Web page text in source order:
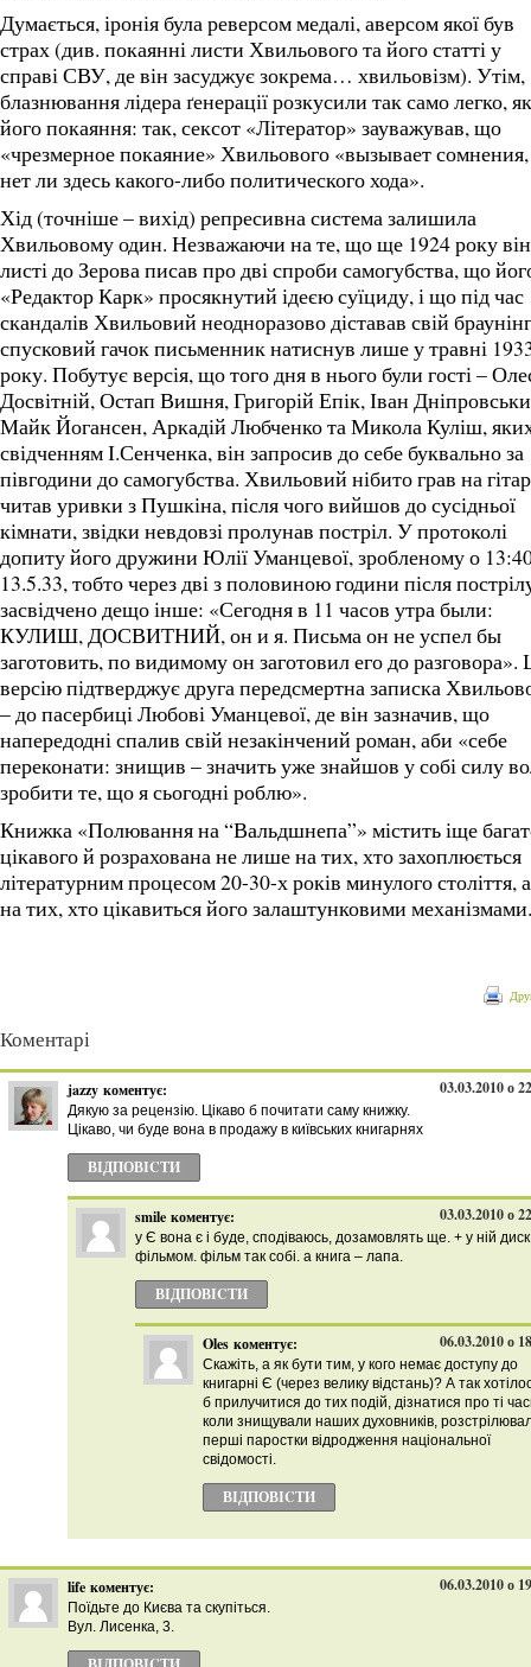
Думається, іронія була реверсом медалі, аверсом якої був
страх (див. покаянні листи Хвильового та його статті у
справі СВУ, де він засуджує зокрема… хвильовізм). Утім,
блазнювання лідера ґенерації розкусили так само легко,
його покаяння: так, сексот «Літератор» зауважував, що
«чрезмерное покаяние» Хвильового «вызывает сомнения,
нет ли здесь какого-либо политического хода».
Хід (точніше – вихід) репресивна система залишила
Хвильовому один. Незважаючи на те, що ще 1924 року
листі до Зерова писав про дві спроби самогубства, що
«Редактор Карк» просякнутий ідеєю суїциду, і що під час
скандалів Хвильовий неодноразово діставав свій
спусковий гачок письменник натиснув лише у травні
року. Побутує версія, що того дня в нього були гості –
Досвітній, Остап Вишня, Григорій Епік, Іван
Майк Йогансен, Аркадій Любченко та Микола Куліш,
свідченням І.Сенченка, він запросив до себе буквально за
півгодини до самогубства. Хвильовий нібито грав на
читав уривки з Пушкіна, після чого вийшов до сусідньої
кімнати, звідки невдовзі пролунав постріл. У протоколі
допиту його дружини Юлії Уманцевої, зробленому о
13.5.33, тобто через дві з половиною години після
засвідчено дещо інше: «Сегодня в 11 часов утра были:
КУЛИШ, ДОСВИТНИЙ, он и я. Письма он не успел бы
заготовить, по видимому он заготовил его до
версію підтверджує друга передсмертна записка
– до пасербиці Любові Уманцевої, де він зазначив, що
напередодні спалив свій незакінчений роман, аби «себе
переконати: знищив – значить уже знайшов у собі силу
зробити те, що я сьогодні роблю».
Книжка «Полювання на “Вальдшнепа”» містить іще
цікавого й розрахована не лише на тих, хто захоплюється
літературним процесом 20-30-х років минулого століття,
на тих, хто цікавиться його залаштунковими механізмами.
Коментарі
jazzy коментує: 03.03.2010 о
Дякую за рецензію. Цікаво б почитати саму книжку.
Цікаво, чи буде вона в продажу в київських книгарнях
ВІДПОВІCТИ
smile коментує: 03.03.2010 о
у Є вона є і буде, сподіваюсь, дозамовлять ще. + у ній диск
фільмом. фільм так собі. а книга – лапа.
ВІДПОВІCТИ
Oles коментує: 06.03.2010 о
Скажіть, а як бути тим, у кого немає доступу до
книгарні Є (через велику відстань)? А так
б прилучитися до тих подій, дізнатися про ті
коли знищували наших духовників,
перші паростки відродження національної
свідомості.
ВІДПОВІCТИ
life коментує: 06.03.2010 о
Поїдьте до Києва та скупіться.
Вул. Лисенка, 3.